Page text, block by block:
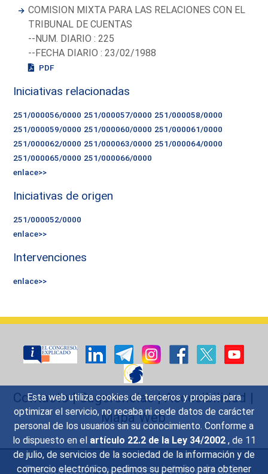
Esta web utiliza cookies de terceros y propias para
optimizar el servicio, no recaba ni cede datos de carácter
personal de los usuarios sin su conocimiento. Conforme a
lo dispuesto en el artículo 22.2 de la Ley 34/2002 , de 11
de julio, de servicios de la sociedad de la información y de
comercio electrónico, pedimos su permiso para obtener
COMISION MIXTA PARA LAS RELACIONES CON EL
TRIBUNAL DE CUENTAS
--NUM. DIARIO : 225
--FECHA DIARIO : 23/02/1988
PDF
Iniciativas relacionadas
251/000056/0000 251/000057/0000 251/000058/0000
251/000059/0000 251/000060/0000 251/000061/0000
251/000062/0000 251/000063/0000 251/000064/0000
251/000065/0000 251/000066/0000
enlace>>
Iniciativas de origen
251/000052/0000
enlace>>
Intervenciones
enlace>>
Contacto|Sugerencias|Accesibilidad |
Mapa Web
Preguntas Frecuentes|Aviso legal|